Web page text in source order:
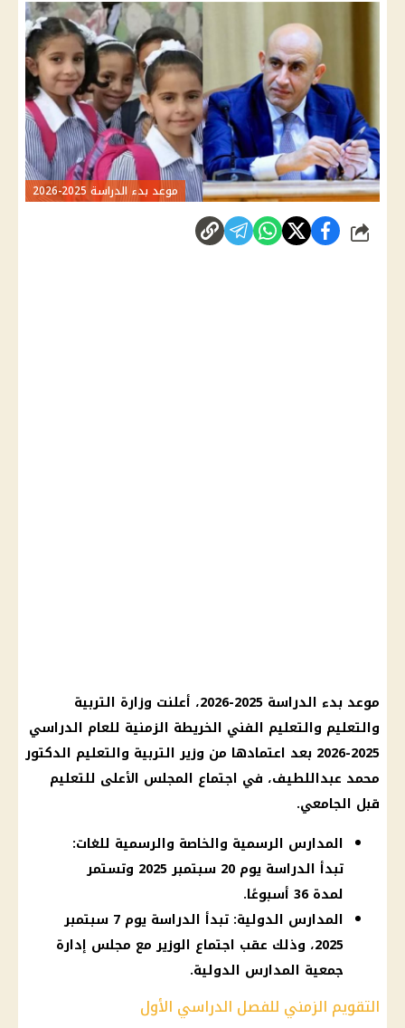
موعد بدء الدراسة 2025-2026
شارك
موعد بدء الدراسة 2025-2026، أعلنت وزارة التربية
والتعليم والتعليم الفني الخريطة الزمنية للعام الدراسي
2025-2026 بعد اعتمادها من وزير التربية والتعليم الدكتور
محمد عبداللطيف، في اجتماع المجلس الأعلى للتعليم
قبل الجامعي.
المدارس الرسمية والخاصة والرسمية للغات:
تبدأ الدراسة يوم 20 سبتمبر 2025 وتستمر
لمدة 36 أسبوعًا.
المدارس الدولية: تبدأ الدراسة يوم 7 سبتمبر
2025، وذلك عقب اجتماع الوزير مع مجلس إدارة
جمعية المدارس الدولية.
التقويم الزمني للفصل الدراسي الأول